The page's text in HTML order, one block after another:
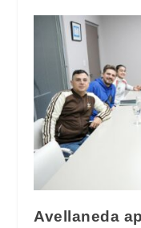
Avellaneda